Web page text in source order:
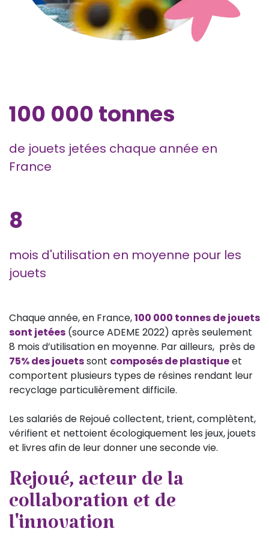
100 000 tonnes
de jouets jetées chaque année en
France
8
mois d'utilisation en moyenne pour les
jouets
Chaque année, en France,100 000 tonnes de jouets
sont jetées (source ADEME 2022) après seulement
8 mois d’utilisation en moyenne. Par ailleurs, près de
75% des jouetssont composés de plastiqueet
comportent plusieurs types de résines rendant leur
recyclage particulièrement difficile.
Les salariés de Rejoué collectent, trient, complètent,
vérifient et nettoient écologiquement les jeux, jouets
et livres afin de leur donner une seconde vie.
Rejoué, acteur de la
collaboration et de
l'innovation